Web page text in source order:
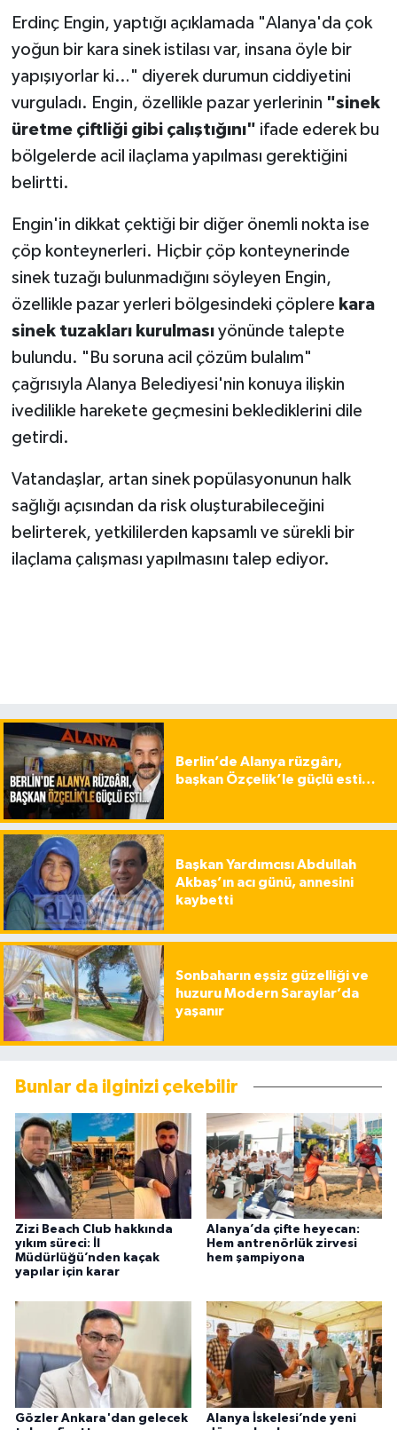
Erdinç Engin, yaptığı açıklamada "Alanya'da çok
yoğun bir kara sinek istilası var, insana öyle bir
yapışıyorlar ki…" diyerek durumun ciddiyetini
vurguladı. Engin, özellikle pazar yerlerinin "sinek
üretme çiftliği gibi çalıştığını" ifade ederek bu
bölgelerde acil ilaçlama yapılması gerektiğini
belirtti.
Engin'in dikkat çektiği bir diğer önemli nokta ise
çöp konteynerleri. Hiçbir çöp konteynerinde
sinek tuzağı bulunmadığını söyleyen Engin,
özellikle pazar yerleri bölgesindeki çöplere kara
sinek tuzakları kurulmasıyönünde talepte
bulundu. "Bu soruna acil çözüm bulalım"
çağrısıyla Alanya Belediyesi'nin konuya ilişkin
ivedilikle harekete geçmesini beklediklerini dile
getirdi.
Vatandaşlar, artan sinek popülasyonunun halk
sağlığı açısından da risk oluşturabileceğini
belirterek, yetkililerden kapsamlı ve sürekli bir
ilaçlama çalışması yapılmasını talep ediyor.
Berlin’de Alanya rüzgârı,
başkan Özçelik’le güçlü esti…
Başkan Yardımcısı Abdullah
Akbaş’ın acı günü, annesini
kaybetti
Sonbaharın eşsiz güzelliği ve
huzuru Modern Saraylar’da
yaşanır
Bunlar da ilginizi çekebilir
Zizi Beach Club hakkında
yıkım süreci: İl
Müdürlüğü’nden kaçak
yapılar için karar
Alanya’da çifte heyecan:
Hem antrenörlük zirvesi
hem şampiyona
Gözler Ankara'dan gelecek
Alanya İskelesi’nde yeni